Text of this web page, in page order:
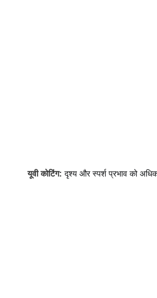
यूवी कोटिंग: दृश्य और स्पर्श प्रभाव को